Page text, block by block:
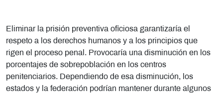
Eliminar la prisión preventiva oficiosa garantizaría el
respeto a los derechos humanos y a los principios que
rigen el proceso penal. Provocaría una disminución en los
porcentajes de sobrepoblación en los centros
penitenciarios. Dependiendo de esa disminución, los
estados y la federación podrían mantener durante algunos